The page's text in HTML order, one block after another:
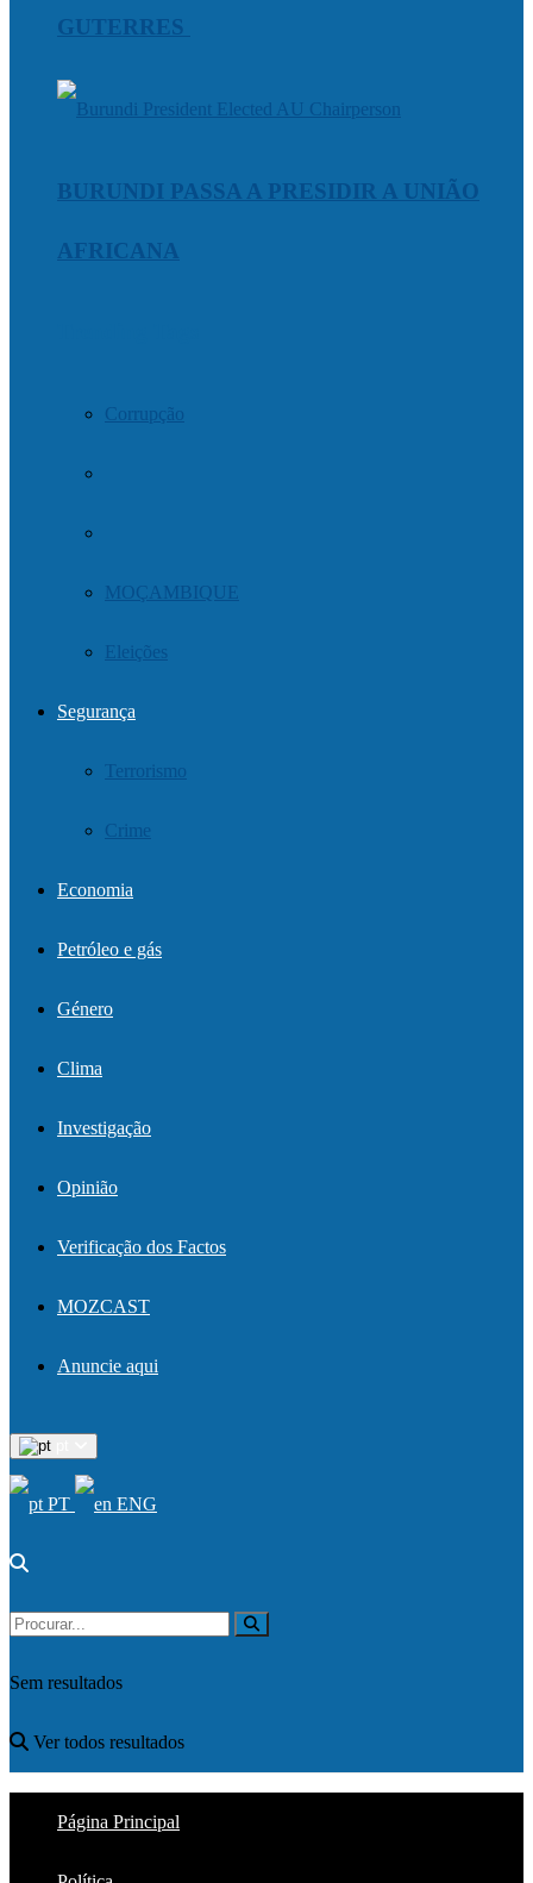
GUTERRES
BURUNDI PASSA A PRESIDIR A UNIÃO
AFRICANA
Corrupção
MOÇAMBIQUE
Eleições
Segurança
Terrorismo
Crime
Economia
Petróleo e gás
Género
Clima
Investigação
Opinião
Verificação dos Factos
MOZCAST
Anuncie aqui
PT ENG
Sem resultados
Ver todos resultados
Página Principal